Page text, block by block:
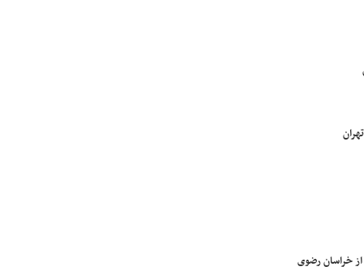
خراسان رضوی